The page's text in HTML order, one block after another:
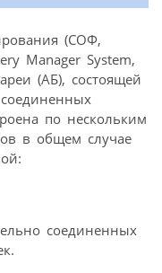
(СОФ,
Manager System,
(АБ), состоящей
по нескольким
в общем случае
соединенных